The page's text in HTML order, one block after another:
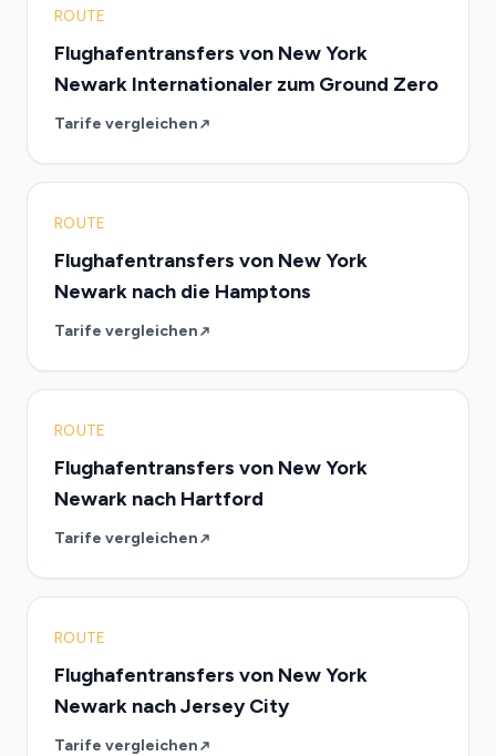
ROUTE
Flughafentransfers von New York
Newark Internationaler zum Ground Zero
Tarife vergleichen
ROUTE
Flughafentransfers von New York
Newark nach die Hamptons
Tarife vergleichen
ROUTE
Flughafentransfers von New York
Newark nach Hartford
Tarife vergleichen
ROUTE
Flughafentransfers von New York
Newark nach Jersey City
Tarife vergleichen